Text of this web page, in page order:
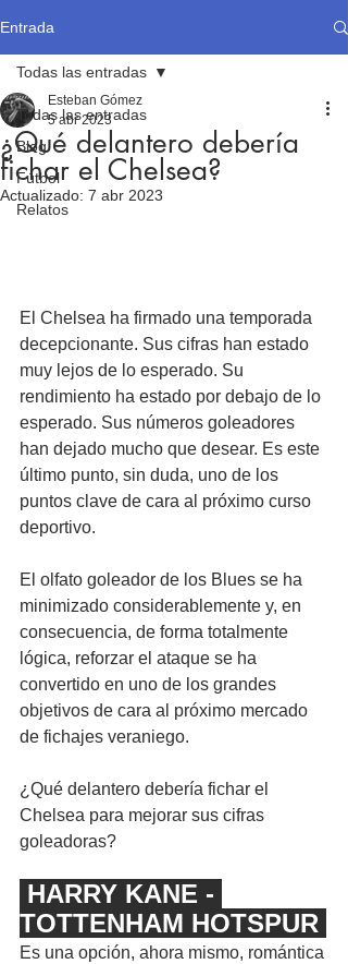
Entrada
Todas las entradas
Blog
Fútbol
Relatos
Todas las entradas
¿Qué delantero debería
fichar el Chelsea?
Esteban Gómez
5 abr 2023
Actualizado: 7 abr 2023
El Chelsea ha firmado una temporada
decepcionante. Sus cifras han estado
muy lejos de lo esperado. Su
rendimiento ha estado por debajo de lo
esperado. Sus números goleadores
han dejado mucho que desear. Es este
último punto, sin duda, uno de los
puntos clave de cara al próximo curso
deportivo.
El olfato goleador de los Blues se ha
minimizado considerablemente y, en
consecuencia, de forma totalmente
lógica, reforzar el ataque se ha
convertido en uno de los grandes
objetivos de cara al próximo mercado
de fichajes veraniego.
¿Qué delantero debería fichar el
Chelsea para mejorar sus cifras
goleadoras?
TOTTENHAM HOTSPUR
Es una opción, ahora mismo, romántica